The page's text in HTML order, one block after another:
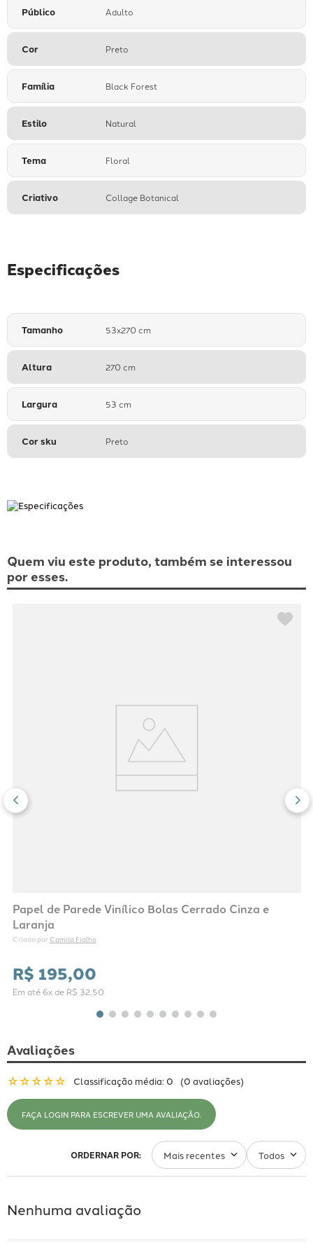
Público Adulto
Cor Preto
Família Black Forest
Estilo Natural
Tema Floral
Criativo Collage Botanical
Especificações
Tamanho 53x270 cm
Altura 270 cm
Largura 53 cm
Cor sku Preto
Quem viu este produto, também se interessou
por esses.
Papel de Parede Vinílico Bolas Cerrado Cinza e
Laranja
Criado por Camila Fialho
R$ 195,00
Em até 6x de R$ 32, 50
Avaliações
☆☆☆☆☆ Classificação média: 0 (0 avaliações)
FAÇA LOGIN PARA ESCREVER UMA AVALIAÇÃO.
Mais recentes Todos
Nenhuma avaliação